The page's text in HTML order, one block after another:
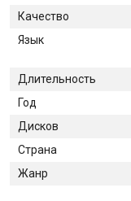
Качество
Язык
Длительность
Год
Дисков
Страна
Жанр